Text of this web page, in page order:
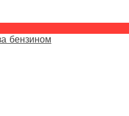
бензином